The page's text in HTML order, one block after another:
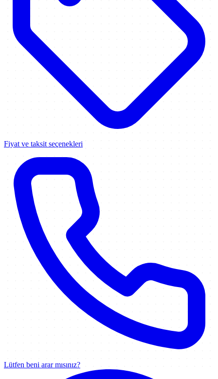
Fiyat ve taksit seçenekleri
Lütfen beni arar mısınız?